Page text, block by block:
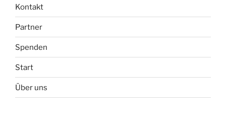
Kontakt
Partner
Spenden
Start
Über uns